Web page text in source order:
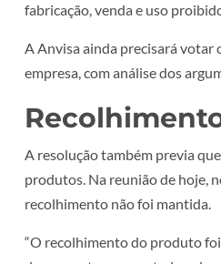
fabricação, venda e uso
A Anvisa ainda precisará votar
empresa, com análise dos
A resolução também previa
produtos. Na reunião de hoje,
recolhimento não foi mantida.
“O recolhimento do produto